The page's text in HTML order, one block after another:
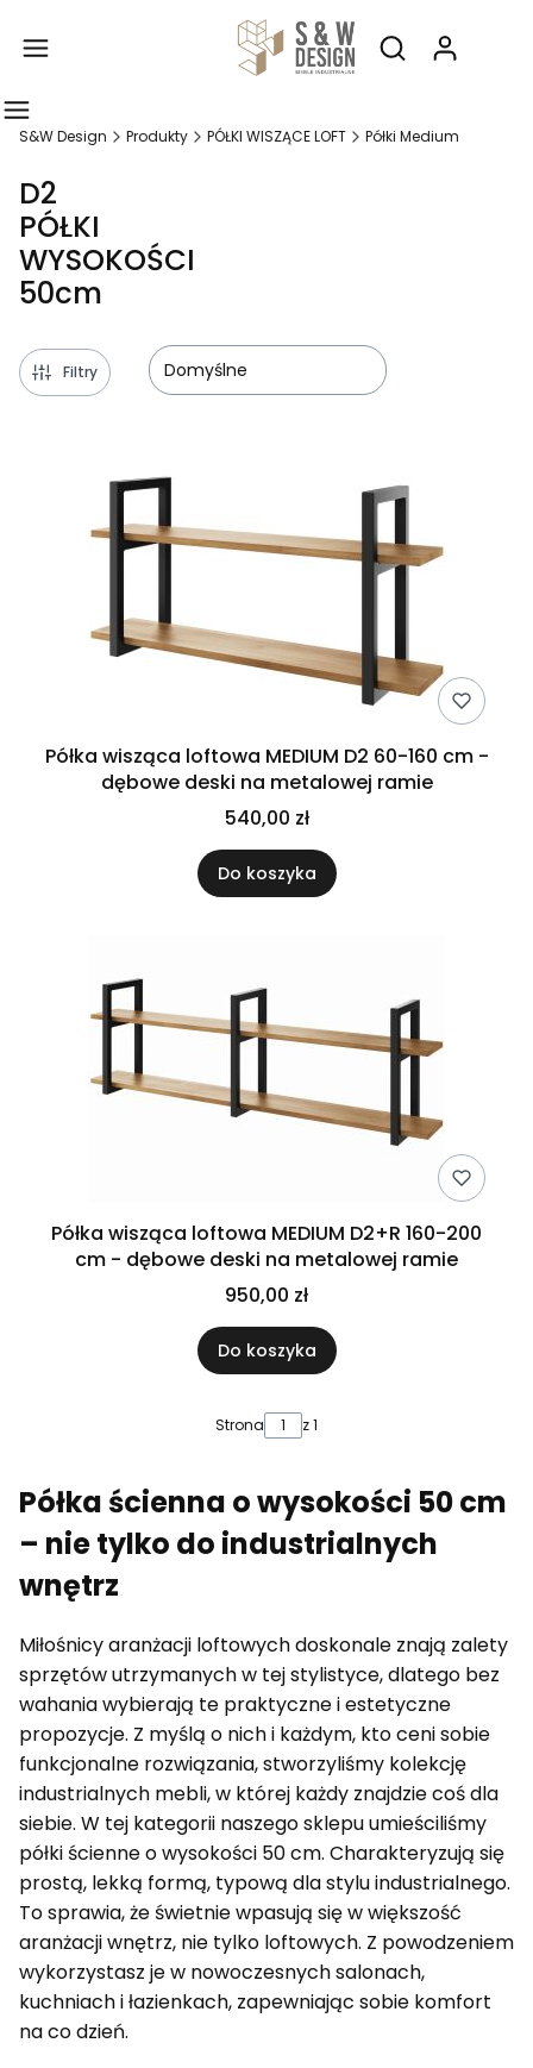
Otwórz
S&W Design Produkty PÓŁKI WISZĄCE LOFT Półki Medium
D2
PÓŁKI
WYSOKOŚCI
50cm
Filtry Domyślne
Półka wisząca loftowa MEDIUM D2 60-160 cm -
dębowe deski na metalowej ramie
540,00 zł
Do koszyka
Półka wisząca loftowa MEDIUM D2+R 160-200
cm - dębowe deski na metalowej ramie
950,00 zł
Do koszyka
Strona z 1
Półka ścienna o wysokości 50 cm
– nie tylko do industrialnych
wnętrz
Miłośnicy aranżacji loftowych doskonale znają zalety
sprzętów utrzymanych w tej stylistyce, dlatego bez
wahania wybierają te praktyczne i estetyczne
propozycje. Z myślą o nich i każdym, kto ceni sobie
funkcjonalne rozwiązania, stworzyliśmy kolekcję
industrialnych mebli, w której każdy znajdzie coś dla
siebie. W tej kategorii naszego sklepu umieściliśmy
półki ścienne o wysokości 50 cm. Charakteryzują się
prostą, lekką formą, typową dla stylu industrialnego.
To sprawia, że świetnie wpasują się w większość
aranżacji wnętrz, nie tylko loftowych. Z powodzeniem
wykorzystasz je w nowoczesnych salonach,
kuchniach i łazienkach, zapewniając sobie komfort
na co dzień.